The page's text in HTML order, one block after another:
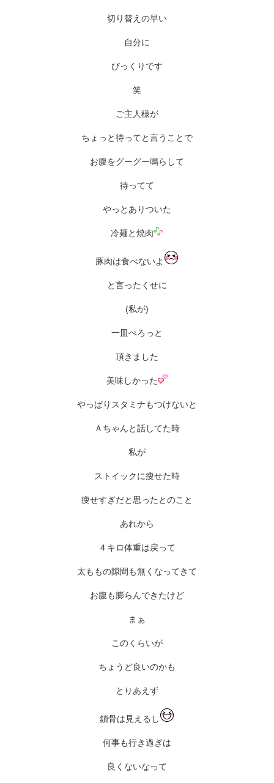
切り替えの早い
自分に
びっくりです
笑
ご主人様が
ちょっと待ってと言うことで
お腹をグーグー鳴らして
待ってて
やっとありついた
冷麺と焼肉
豚肉は食べないよ
と言ったくせに
(私が)
一皿ぺろっと
頂きました
美味しかった
やっぱりスタミナもつけないと
Ａちゃんと話してた時
私が
ストイックに痩せた時
痩せすぎだと思ったとのこと
あれから
４キロ体重は戻って
太ももの隙間も無くなってきて
お腹も膨らんできたけど
まぁ
このくらいが
ちょうど良いのかも
とりあえず
鎖骨は見えるし
何事も行き過ぎは
良くないなって